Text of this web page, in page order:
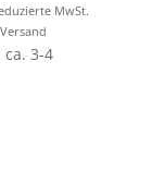
MwSt.
ca. 3-4